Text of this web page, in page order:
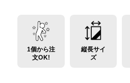
1個から注
文OK!
縦長サイ
ズ